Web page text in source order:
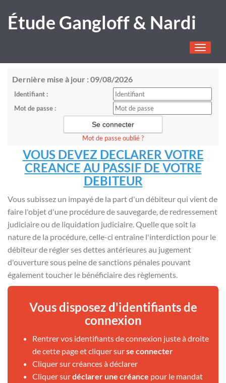
Étude Gangloff & Nardi
Toggle
Dernière mise à jour : 09/08/2026
Identifiant :
Mot de passe :
Mot de passe oublié ?
VOUS DEVEZ DECLARER VOTRE
CREANCE AU PASSIF DE VOTRE
DEBITEUR
Vous subissez un impayé de la part d'un débiteur qui vient de
faire l'objet d'une procédure de sauvegarde, de redressement
judiciaire ou de liquidation judiciaire. Quelle que soit la
nature de la procédure, celle-ci entraîne l'interdiction pour le
débiteur de régler ses dettes antérieures au jugement
d'ouverture sous peine de sanctions pénales pouvant
également toucher le bénéficiaire des règlements.
Vous disposez d'identifiants de
connexion
Rentrer vos identifiants de connexion juste à droite
de cette page et cliquer surse connecter
Cliquer sur créances à déclarer
Cliquer surdéclarer une créance pour le mandat